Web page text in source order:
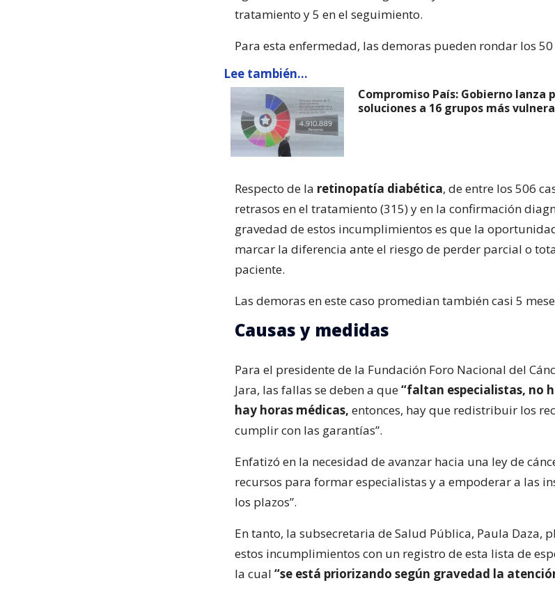
tratamiento y 5 en el seguimiento.
Para esta enfermedad, las demoras pueden rondar los
Lee también...
Compromiso País: Gobierno lanza
soluciones a 16 grupos más
Respecto de la retinopatía diabética, de entre los 506
retrasos en el tratamiento (315) y en la confirmación
gravedad de estos incumplimientos es que la
marcar la diferencia ante el riesgo de perder parcial o
paciente.
Las demoras en este caso promedian también casi 5
Causas y medidas
Para el presidente de la Fundación Foro Nacional del
Jara, las fallas se deben a que“faltan especialistas, no
hay horas médicas, entonces, hay que redistribuir los
cumplir con las garantías”.
Enfatizó en la necesidad de avanzar hacia una ley de
recursos para formar especialistas y a empoderar a las
los plazos”.
En tanto, la subsecretaria de Salud Pública, Paula Daza,
estos incumplimientos con un registro de esta lista de
la cual “se está priorizando según gravedad la